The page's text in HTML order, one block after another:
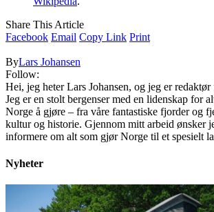
Share This Article
Facebook Email Copy Link Print
ByLars Johansen
Follow:
Hei, jeg heter Lars Johansen, og jeg er
Jeg er en stolt bergenser med en lidenskap for
Norge å gjøre – fra våre fantastiske fjorder og
kultur og historie. Gjennom mitt arbeid ønsker
informere om alt som gjør Norge til et spesielt
Nyheter